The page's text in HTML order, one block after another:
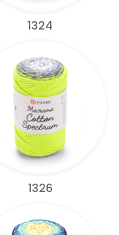
1324
1326